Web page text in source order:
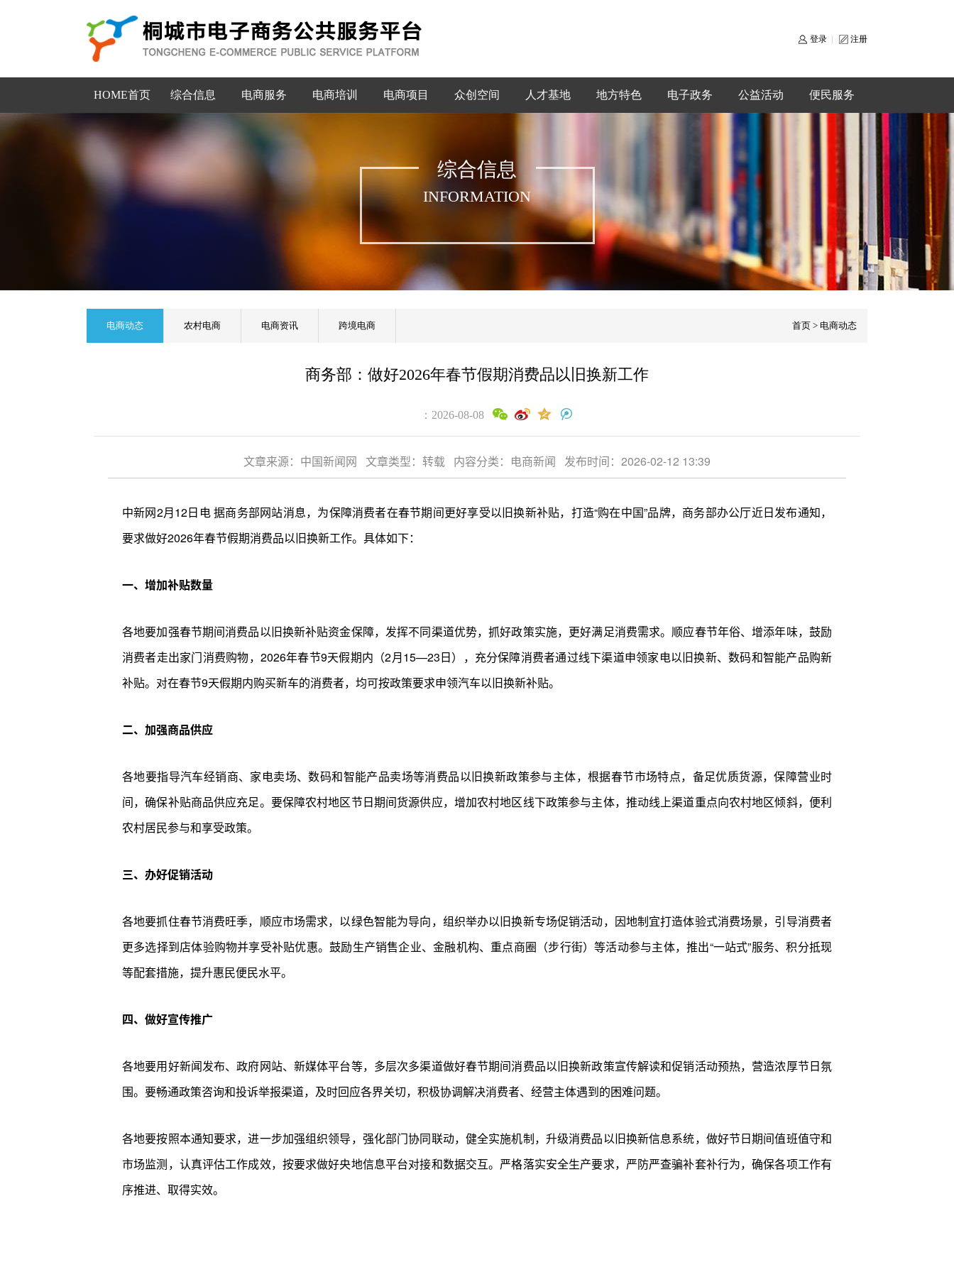
登录 注册
HOME首页 综合信息 电商服务 电商培训 电商项目 众创空间 人才基地 地方特色 电子政务 公益活动 便民服务
综合信息
INFORMATION
电商动态 农村电商 电商资讯 跨境电商 首页 > 电商动态
商务部：做好2026年春节假期消费品以旧换新工作
：2026-08-08
文章来源：中国新闻网 文章类型：转载 内容分类：电商新闻 发布时间：2026-02-12 13:39
中新网2月12日电 据商务部网站消息，为保障消费者在春节期间更好享受以旧换新补贴，打造“购在中国”品牌，商务部办公厅近日发布通知，
要求做好2026年春节假期消费品以旧换新工作。具体如下：
一、增加补贴数量
各地要加强春节期间消费品以旧换新补贴资金保障，发挥不同渠道优势，抓好政策实施，更好满足消费需求。顺应春节年俗、增添年味，鼓励
消费者走出家门消费购物，2026年春节9天假期内（2月15—23日），充分保障消费者通过线下渠道申领家电以旧换新、数码和智能产品购新
补贴。对在春节9天假期内购买新车的消费者，均可按政策要求申领汽车以旧换新补贴。
二、加强商品供应
各地要指导汽车经销商、家电卖场、数码和智能产品卖场等消费品以旧换新政策参与主体，根据春节市场特点，备足优质货源，保障营业时
间，确保补贴商品供应充足。要保障农村地区节日期间货源供应，增加农村地区线下政策参与主体，推动线上渠道重点向农村地区倾斜，便利
农村居民参与和享受政策。
三、办好促销活动
各地要抓住春节消费旺季，顺应市场需求，以绿色智能为导向，组织举办以旧换新专场促销活动，因地制宜打造体验式消费场景，引导消费者
更多选择到店体验购物并享受补贴优惠。鼓励生产销售企业、金融机构、重点商圈（步行街）等活动参与主体，推出“一站式”服务、积分抵现
等配套措施，提升惠民便民水平。
四、做好宣传推广
各地要用好新闻发布、政府网站、新媒体平台等，多层次多渠道做好春节期间消费品以旧换新政策宣传解读和促销活动预热，营造浓厚节日氛
围。要畅通政策咨询和投诉举报渠道，及时回应各界关切，积极协调解决消费者、经营主体遇到的困难问题。
各地要按照本通知要求，进一步加强组织领导，强化部门协同联动，健全实施机制，升级消费品以旧换新信息系统，做好节日期间值班值守和
市场监测，认真评估工作成效，按要求做好央地信息平台对接和数据交互。严格落实安全生产要求，严防严查骗补套补行为，确保各项工作有
序推进、取得实效。